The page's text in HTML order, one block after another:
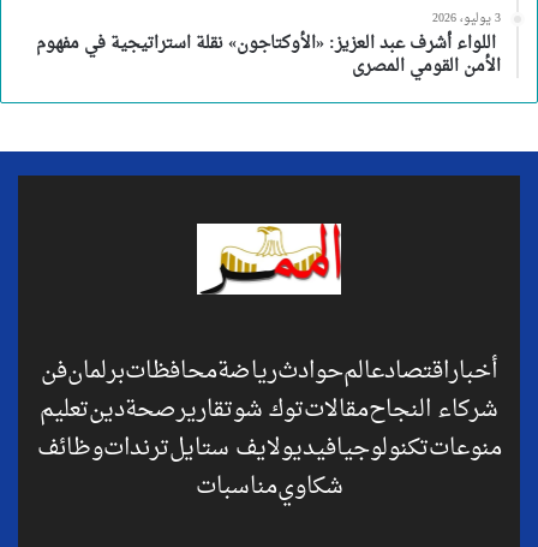
3 يوليو، 2026
اللواء أشرف عبد العزيز: «الأوكتاجون» نقلة استراتيجية في مفهوم
الأمن القومي المصرى
أخباراقتصادعالمحوادثرياضةمحافظاتبرلمانفن
شركاء النجاحمقالاتتوك شوتقاريرصحةدينتعليم
منوعاتتكنولوجيافيديولايف ستايلترنداتوظائف
شكاويمناسبات